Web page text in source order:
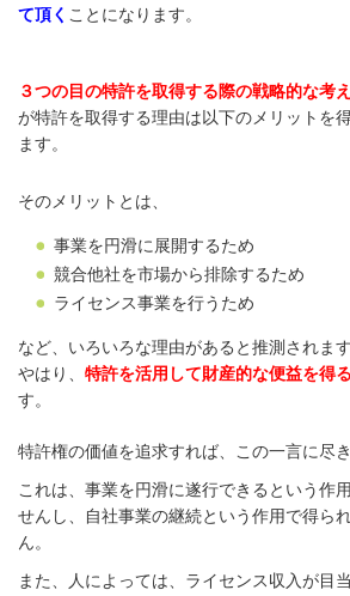
て頂く ことになります。
３つの目の特許を取得する際の戦略的な考
が特許を取得する理由は以下のメリットを
ます。
そのメリットとは、
事業を円滑に展開するため
競合他社を市場から排除するため
ライセンス事業を行うため
など、 いろいろな理由があると推測されます
やはり、 特許を活用して財産的な便益を得
す。
特許権の価値を追求すれば、この一言に尽き
これは、事業を円滑に遂行できるという作
せんし、
自社事業の継続という作用で得ら
ん。
また、人によっては、ライセンス収入が目